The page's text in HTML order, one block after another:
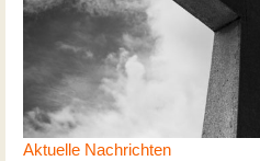
Aktuelle Nachrichten